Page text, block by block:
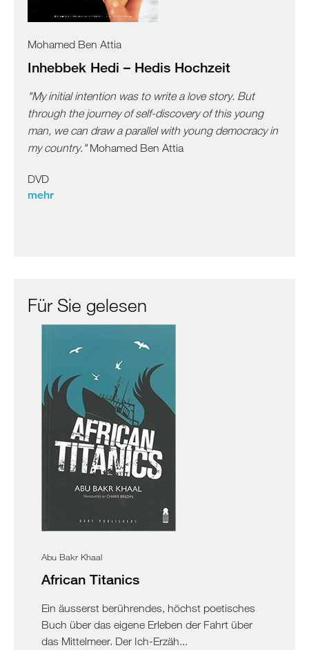
Mohamed Ben Attia
Inhebbek Hedi – Hedis Hochzeit
"My initial intention was to write a love story. But
through the journey of self-discovery of this young
man, we can draw a parallel with young democracy in
my country."Mohamed Ben Attia
DVD
mehr
Für Sie gelesen
Abu Bakr Khaal
African Titanics
Ein äusserst berührendes, höchst poetisches
Buch über das eigene Erleben der Fahrt über
das Mittelmeer. Der Ich-Erzäh...